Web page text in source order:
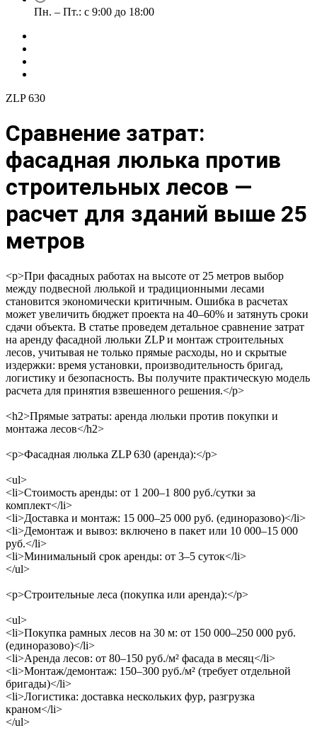
Пн. – Пт.: с 9:00 до 18:00
ZLP 630
Сравнение затрат:
фасадная люлька против
строительных лесов —
расчет для зданий выше 25
метров
<p>При фасадных работах на высоте от 25 метров выбор
между подвесной люлькой и традиционными лесами
становится экономически критичным. Ошибка в расчетах
может увеличить бюджет проекта на 40–60% и затянуть сроки
сдачи объекта. В статье проведем детальное сравнение затрат
на аренду фасадной люльки ZLP и монтаж строительных
лесов, учитывая не только прямые расходы, но и скрытые
издержки: время установки, производительность бригад,
логистику и безопасность. Вы получите практическую модель
расчета для принятия взвешенного решения.</p>
<h2>Прямые затраты: аренда люльки против покупки и
монтажа лесов</h2>
<p>Фасадная люлька ZLP 630 (аренда):</p>
<ul>
<li>Стоимость аренды: от 1 200–1 800 руб./сутки за
комплект</li>
<li>Доставка и монтаж: 15 000–25 000 руб. (единоразово)</li>
<li>Демонтаж и вывоз: включено в пакет или 10 000–15 000
руб.</li>
<li>Минимальный срок аренды: от 3–5 суток</li>
</ul>
<p>Строительные леса (покупка или аренда):</p>
<ul>
<li>Покупка рамных лесов на 30 м: от 150 000–250 000 руб.
(единоразово)</li>
<li>Аренда лесов: от 80–150 руб./м² фасада в месяц</li>
<li>Монтаж/демонтаж: 150–300 руб./м² (требует отдельной
бригады)</li>
<li>Логистика: доставка нескольких фур, разгрузка
краном</li>
</ul>